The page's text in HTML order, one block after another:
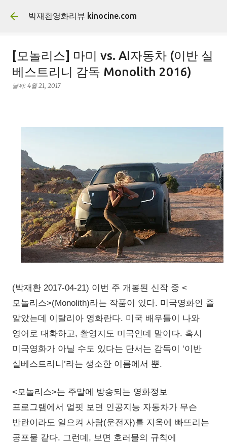
기본 콘텐츠로 건너뛰기
박재환영화리뷰 kinocine.com
[모놀리스] 마미 vs. AI자동차 (이반 실
베스트리니 감독 Monolith 2016)
날짜: 4월 21, 2017
(박재환 2017-04-21) 이번 주 개봉된 신작 중 <
모놀리스>(Monolith)라는 작품이 있다. 미국영화인 줄
알았는데 이탈리아 영화란다. 미국 배우들이 나와
영어로 대화하고, 촬영지도 미국인데 말이다. 혹시
미국영화가 아닐 수도 있다는 단서는 감독이 ‘이반
실베스트리니’라는 생소한 이름에서 뿐.
<모놀리스>는 주말에 방송되는 영화정보
프로그램에서 얼핏 보면 인공지능 자동차가 무슨
반란이라도 일으켜 사람(운전자)를 지옥에 빠뜨리는
공포물 같다. 그런데, 보면 호러물의 규칙에